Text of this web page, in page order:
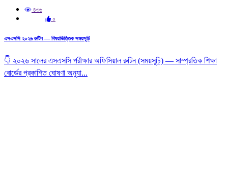
৪৩৬
০
এসএসসি ২০২৬ রুটিন — বিষয়ভিত্তিক সময়সূচি
👇 ২০২৬ সালের এসএসসি পরীক্ষার অফিসিয়াল রুটিন (সময়সূচি) — সাম্প্রতিক শিক্ষা
বোর্ডের প্রকাশিত ঘোষণা অনুযা...